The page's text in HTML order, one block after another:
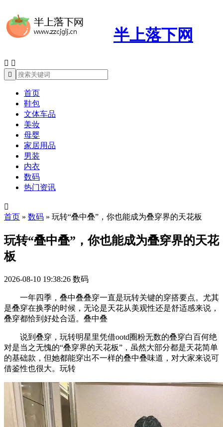
半上落下网
 

首页
鞋包
文体车品
美妆
母婴
家居用品
男装
内衣
数码
热门资讯

首页 » 数码 » 玩转“叠中叠”，你也能成为叠穿界的天花板
玩转“叠中叠”，你也能成为叠穿界的天花
板
2026-08-10 19:38:26 数码
一年四季，叠中叠叠穿一直是玩转关键的穿搭要点。尤其
是叠穿在换季的时候，无论是天花从美观性还是舒适感来说，
叠穿都恰到好处合适。叠中叠
说到叠穿，玩转明星里凭借ootd圈粉无数的叠穿白百何绝
对是当之无愧的“叠穿界的天花板”，虽然大部分都是天花简单
的基础款，但她都能穿出不一样的叠中叠味道，对大家来说可
借鉴性也很大。玩转